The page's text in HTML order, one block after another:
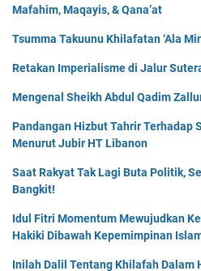
Mafahim, Maqayis, & Qana’at
Tsumma Takuunu Khilafatan ‘Ala
Retakan Imperialisme di Jalur
Mengenal Sheikh Abdul Qadim
Pandangan Hizbut Tahrir Terhadap
Menurut Jubir HT Libanon
Saat Rakyat Tak Lagi Buta Politik,
Bangkit!
Idul Fitri Momentum Mewujudkan
Hakiki Dibawah Kepemimpinan
Inilah Dalil Tentang Khilafah Dalam